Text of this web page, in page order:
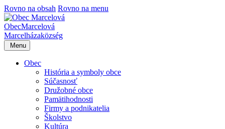
Rovno na obsah Rovno na menu
ObecMarcelová
Marcelházaközség
Menu
Obec
História a symboly obce
Súčasnosť
Družobné obce
Pamätihodnosti
Firmy a podnikatelia
Školstvo
Kultúra